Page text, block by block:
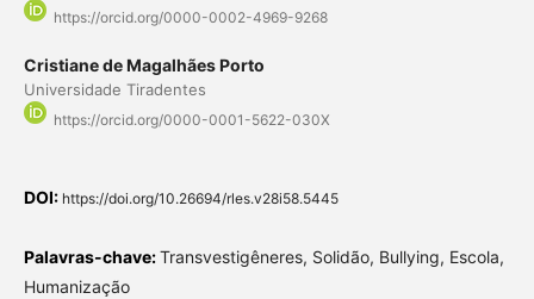
https://orcid.org/0000-0002-4969-9268
Cristiane de Magalhães Porto
Universidade Tiradentes
https://orcid.org/0000-0001-5622-030X
DOI: https://doi.org/10.26694/rles.v28i58.5445
Palavras-chave:Transvestigêneres, Solidão, Bullying, Escola,
Humanização